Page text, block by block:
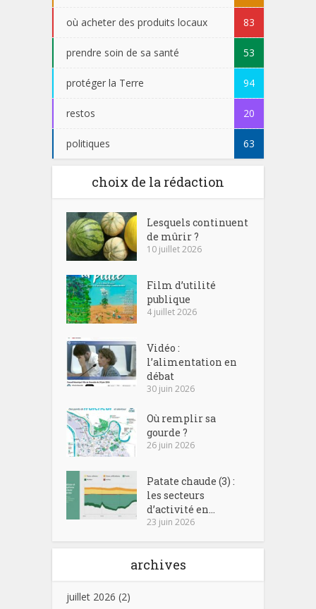
où acheter des produits locaux 83
prendre soin de sa santé 53
protéger la Terre 94
restos 20
politiques 63
choix de la rédaction
Lesquels continuent
de mûrir ?
10 juillet 2026
Film d’utilité
publique
4 juillet 2026
Vidéo :
l’alimentation en
débat
30 juin 2026
Où remplir sa
gourde ?
26 juin 2026
Patate chaude (3) :
les secteurs
d’activité en...
23 juin 2026
archives
juillet 2026 (2)